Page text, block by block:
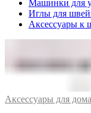
Машинки для
Иглы для
Аксессуары
Аксессуары для дома